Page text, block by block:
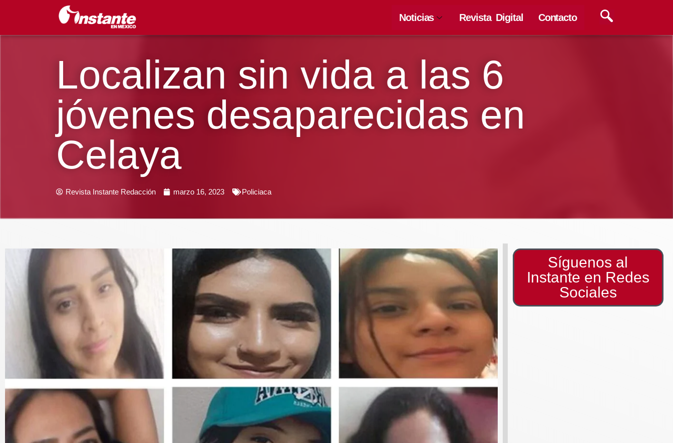
Noticias Revista Digital Contacto
Localizan sin vida a las 6
jóvenes desaparecidas en
Celaya
Revista Instante Redacción marzo 16, 2023 Policiaca
Síguenos al
Instante en Redes
Sociales